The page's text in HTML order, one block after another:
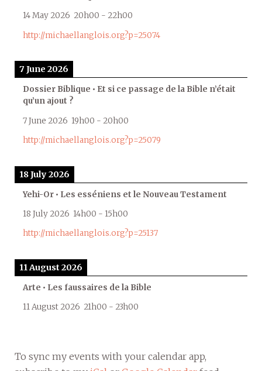
14 May 2026 20h00 - 22h00
http://michaellanglois.org?p=25074
7 June 2026
Dossier Biblique • Et si ce passage de la Bible n’était
qu’un ajout ?
7 June 2026 19h00 - 20h00
http://michaellanglois.org?p=25079
18 July 2026
Yehi-Or • Les esséniens et le Nouveau Testament
18 July 2026 14h00 - 15h00
http://michaellanglois.org?p=25137
11 August 2026
Arte • Les faussaires de la Bible
11 August 2026 21h00 - 23h00
To sync my events with your calendar app,